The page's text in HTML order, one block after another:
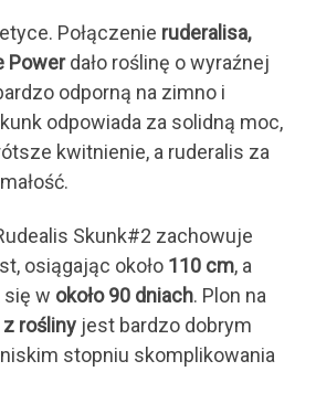
Połączenie ruderalisa,
Powerdało roślinę o wyraźnej
odporną na zimno i
odpowiada za solidną moc,
kwitnienie, a ruderalis za
Skunk#2 zachowuje
osiągając około 110 cm, a
się w około 90 dniach. Plon na
z rośliny jest bardzo dobrym
stopniu skomplikowania